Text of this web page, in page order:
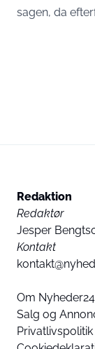
sagen, da
Redaktion
Redaktør
Jesper
Kontakt
Om Nyheder24
Salg og